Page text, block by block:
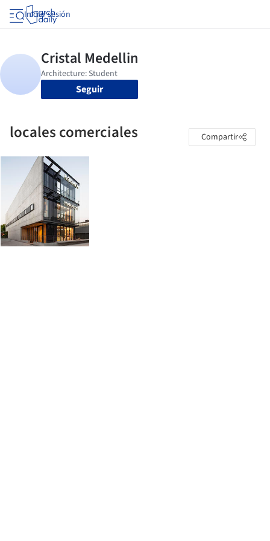
Iniciar sesión
Seguir
locales comerciales Compartir